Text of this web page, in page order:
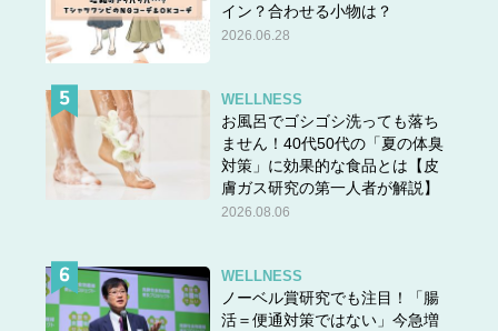
イン？合わせる小物は？
2026.06.28
WELLNESS
お風呂でゴシゴシ洗っても落ち
ません！40代50代の「夏の体臭
対策」に効果的な食品とは【皮
膚ガス研究の第一人者が解説】
2026.08.06
WELLNESS
ノーベル賞研究でも注目！「腸
活＝便通対策ではない」今急増